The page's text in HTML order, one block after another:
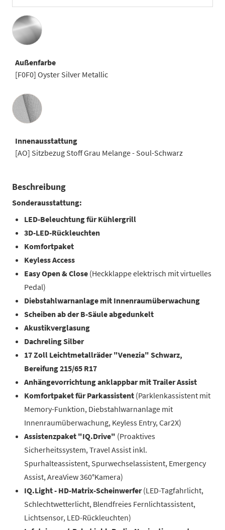
Außenfarbe
[F0F0] Oyster Silver Metallic
Innenausstattung
Innenausstattung
[AO] Sitzbezug Stoff Grau Melange - Soul-Schwarz
Beschreibung
Sonderausstattung:
LED-Beleuchtung für Kühlergrill
3D-LED-Rückleuchten
Komfortpaket
Keyless Access
Easy Open & Close (Heckklappe elektrisch mit virtuelles
Pedal)
Diebstahlwarnanlage mit Innenraumüberwachung
Scheiben ab der B-Säule abgedunkelt
Akustikverglasung
Dachreling Silber
17 Zoll Leichtmetallräder "Venezia" Schwarz,
Bereifung 215/65 R17
Anhängevorrichtung anklappbar mit Trailer Assist
Komfortpaket für Parkassistent (Parklenkassistent mit
Memory-Funktion, Diebstahlwarnanlage mit
Innenraumüberwachung, Keyless Entry, Car2X)
Assistenzpaket "IQ.Drive" (Proaktives
Sicherheitssystem, Travel Assist inkl.
Spurhalteassistent, Spurwechselassistent, Emergency
Assist, AreaView 360°Kamera)
IQ.Light - HD-Matrix-Scheinwerfer(LED-Tagfahrlicht,
Schlechtwetterlicht, Blendfreies Fernlichtassistent,
Lichtsensor, LED-Rückleuchten)